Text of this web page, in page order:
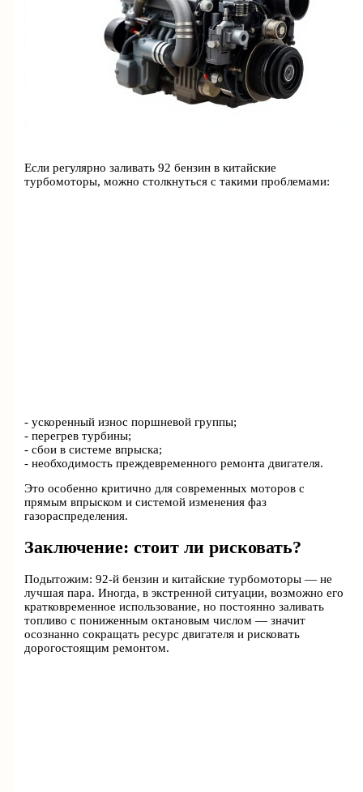
Если регулярно заливать 92 бензин в китайские
турбомоторы, можно столкнуться с такими проблемами:
- ускоренный износ поршневой группы;
- перегрев турбины;
- сбои в системе впрыска;
- необходимость преждевременного ремонта двигателя.
Это особенно критично для современных моторов с
прямым впрыском и системой изменения фаз
газораспределения.
Заключение: стоит ли рисковать?
Подытожим: 92-й бензин и китайские турбомоторы — не
лучшая пара. Иногда, в экстренной ситуации, возможно его
кратковременное использование, но постоянно заливать
топливо с пониженным октановым числом — значит
осознанно сокращать ресурс двигателя и рисковать
дорогостоящим ремонтом.